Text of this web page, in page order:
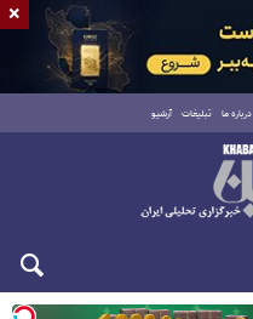
درباره ما تبلیغات آرشیو
×